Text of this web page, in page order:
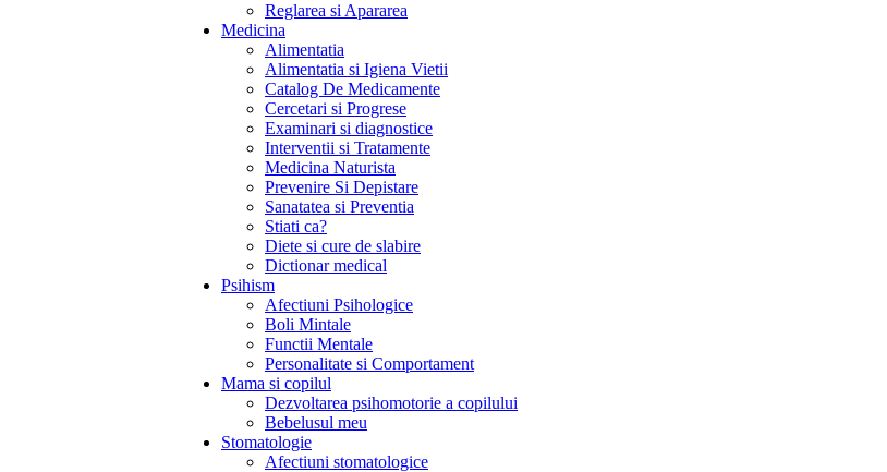
Reglarea si Apararea
Medicina
Alimentatia
Alimentatia si Igiena Vietii
Catalog De Medicamente
Cercetari si Progrese
Examinari si diagnostice
Interventii si Tratamente
Medicina Naturista
Prevenire Si Depistare
Sanatatea si Preventia
Stiati ca?
Diete si cure de slabire
Dictionar medical
Psihism
Afectiuni Psihologice
Boli Mintale
Functii Mentale
Personalitate si Comportament
Mama si copilul
Dezvoltarea psihomotorie a copilului
Bebelusul meu
Stomatologie
Afectiuni stomatologice